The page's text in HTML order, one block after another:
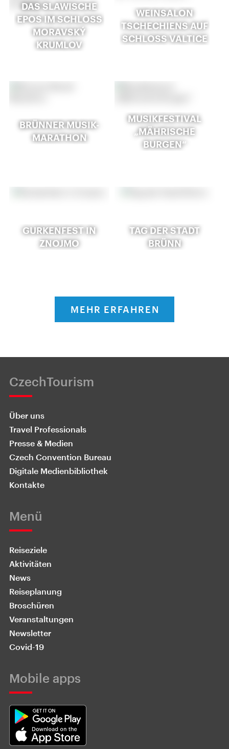
DAS SLAWISCHE
EPOS IM SCHLOSS
MORAVSKÝ
KRUMLOV
WEINSALON
TSCHECHIENS AUF
SCHLOSS VALTICE
BRÜNNER MUSIK-
MARATHON
MUSIKFESTIVAL
„MÄHRISCHE
BURGEN“
GURKENFEST IN
ZNOJMO
TAG DER STADT
BRÜNN
MEHR ERFAHREN
CzechTourism
Über uns
Travel Professionals
Presse & Medien
Czech Convention Bureau
Digitale Medienbibliothek
Kontakte
Menü
Reiseziele
Aktivitäten
News
Reiseplanung
Broschüren
Veranstaltungen
Newsletter
Covid-19
Mobile apps